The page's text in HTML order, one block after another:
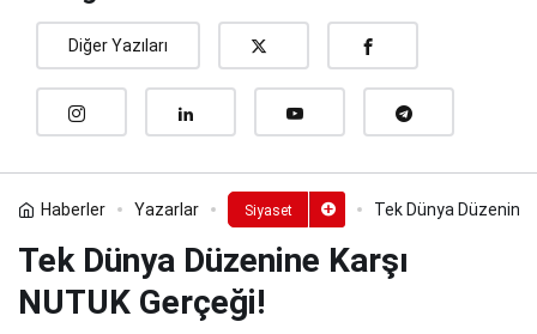
Diğer Yazıları
Haberler Yazarlar Siyaset Tek Dünya Düzenine
Tek Dünya Düzenine Karşı
NUTUK Gerçeği!